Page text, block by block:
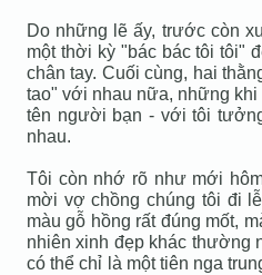
Do những lẽ ấy, trước còn
một thời kỳ "bác bác tôi tôi"
chân tay. Cuối cùng, hai
tao" với nhau nữa, những
tên người bạn - với tôi
nhau.
Tôi còn nhớ rõ như mới
mời vợ chồng chúng tôi đi
màu gỗ hồng rất đúng mốt,
nhiên xinh đẹp khác thường
có thể chỉ là một tiên nga